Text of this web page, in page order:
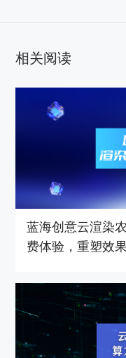
相关阅读
蓝海创意云渲染
费体验，重塑效